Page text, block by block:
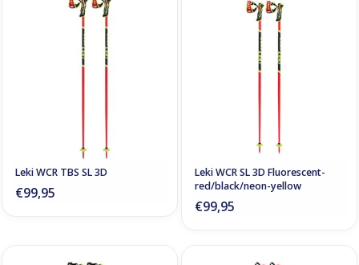
Leki WCR TBS SL 3D
€99,95
Leki WCR SL 3D Fluorescent-
red/black/neon-yellow
€99,95